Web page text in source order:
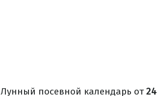
Лунный посевной календарь от